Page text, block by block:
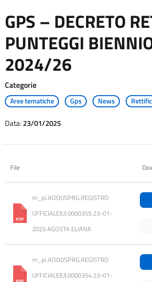
GPS – DECRETO
PUNTEGGI
2024/26
Categorie
Aree tematiche Gps News
Data:23/01/2025
File
m_pi.AOOUSPRG.REGISTRO
UFFICIALE(U).0000355.23-01-
2025 AGOSTA ELIANA
m_pi.AOOUSPRG.REGISTRO
UFFICIALE(U).0000354.23-01-